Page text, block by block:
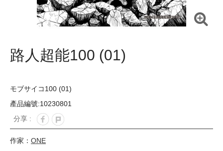
路人超能100 (01)
モブサイコ100 (01)
產品編號:10230801
分享 :
作家： ONE